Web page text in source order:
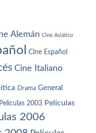
Alemán Cine Asiático
Cine Español
Cine Italiano
Drama General
Películas 2003 Películas
2006